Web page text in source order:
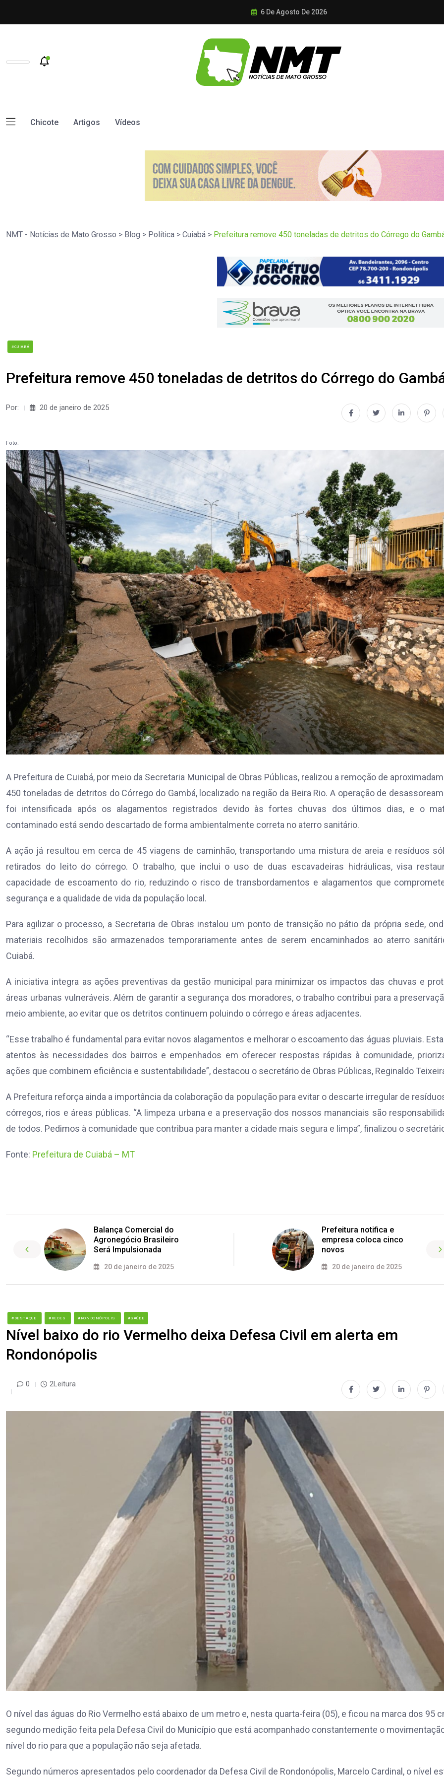
6 De Agosto De 2026
Chicote Artigos Vídeos
NMT - Notícias de Mato Grosso > Blog > Política > Cuiabá > Prefeitura remove 450 toneladas de detritos do Córrego do
#CUIABÁ
Prefeitura remove 450 toneladas de detritos do Córrego do
Por: 20 de janeiro de 2025
Foto:
A Prefeitura de Cuiabá, por meio da Secretaria Municipal de Obras Públicas, realizou a remoção de
450 toneladas de detritos do Córrego do Gambá, localizado na região da Beira Rio. A operação de
foi intensificada após os alagamentos registrados devido às fortes chuvas dos últimos dias, e o
contaminado está sendo descartado de forma ambientalmente correta no aterro sanitário.
A ação já resultou em cerca de 45 viagens de caminhão, transportando uma mistura de areia e resíduos
retirados do leito do córrego. O trabalho, que inclui o uso de duas escavadeiras hidráulicas, visa
capacidade de escoamento do rio, reduzindo o risco de transbordamentos e alagamentos que
segurança e a qualidade de vida da população local.
Para agilizar o processo, a Secretaria de Obras instalou um ponto de transição no pátio da própria sede,
materiais recolhidos são armazenados temporariamente antes de serem encaminhados ao aterro
Cuiabá.
A iniciativa integra as ações preventivas da gestão municipal para minimizar os impactos das chuvas e
áreas urbanas vulneráveis. Além de garantir a segurança dos moradores, o trabalho contribui para a
meio ambiente, ao evitar que os detritos continuem poluindo o córrego e áreas adjacentes.
“Esse trabalho é fundamental para evitar novos alagamentos e melhorar o escoamento das águas pluviais.
atentos às necessidades dos bairros e empenhados em oferecer respostas rápidas à comunidade,
ações que combinem eficiência e sustentabilidade”, destacou o secretário de Obras Públicas, Reginaldo
A Prefeitura reforça ainda a importância da colaboração da população para evitar o descarte irregular de
córregos, rios e áreas públicas. “A limpeza urbana e a preservação dos nossos mananciais são
de todos. Pedimos à comunidade que contribua para manter a cidade mais segura e limpa”, finalizou o
Fonte: Prefeitura de Cuiabá – MT
Balança Comercial do
Agronegócio Brasileiro
Será Impulsionada
20 de janeiro de 2025
Prefeitura notifica e
empresa coloca cinco
novos
20 de janeiro de 2025
#DESTAQUE #REDES #RONDONÓPOLIS #SAÚDE
Nível baixo do rio Vermelho deixa Defesa Civil em alerta em
Rondonópolis
0 2Leitura
O nível das águas do Rio Vermelho está abaixo de um metro e, nesta quarta-feira (05), e ficou na marca dos 95
segundo medição feita pela Defesa Civil do Município que está acompanhado constantemente o
nível do rio para que a população não seja afetada.
Segundo números apresentados pelo coordenador da Defesa Civil de Rondonópolis, Marcelo Cardinal, o nível